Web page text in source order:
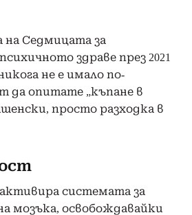
Седмицата за
здраве през 2021
не е имало по-
да опитате „къпане в
просто разходка в
системата за
мозъка, освобождавайки